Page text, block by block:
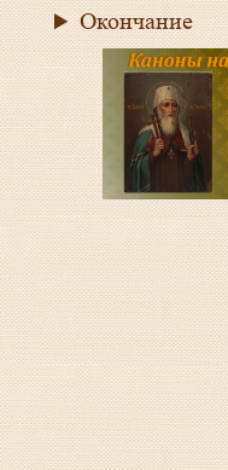
Окончание